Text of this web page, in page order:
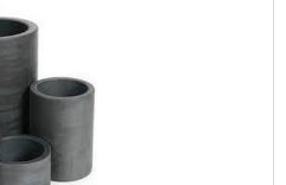
química,
selos
cilíndricas
o vazamento
fluidos. É muito
de se.